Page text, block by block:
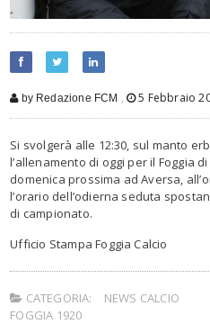
by Redazione FCM , 5 Febbraio
Si svolgerà alle 12:30, sul manto
l’allenamento di oggi per il Foggia
domenica prossima ad Aversa,
l’orario dell’odierna seduta
di campionato.
Ufficio Stampa Foggia Calcio
CATEGORIA:
NEWS CALCIO
FOGGIA 1920